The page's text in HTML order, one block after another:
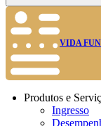
VIDA
Produtos e
Ingresso